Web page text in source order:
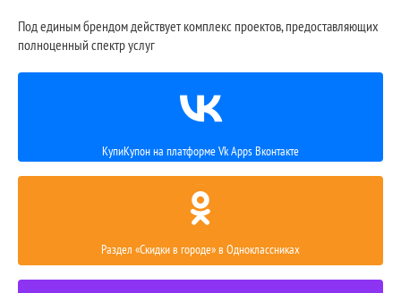
Под единым брендом действует комплекс проектов, предоставляющих
полноценный спектр услуг
КупиКупон на платформе Vk Apps Вконтакте
Раздел «Скидки в городе» в Одноклассниках